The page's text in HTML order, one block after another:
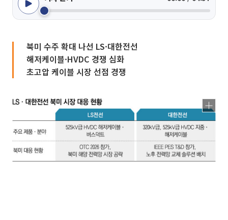
북미 수주 확대 나선 LS·대한전선
해저케이블·HVDC 경쟁 심화
초고압 케이블 시장 선점 경쟁